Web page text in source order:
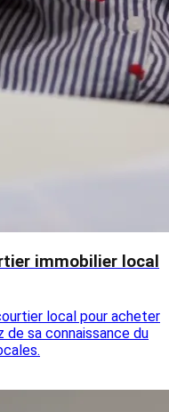
immobilier local
local pour acheter
sa connaissance du